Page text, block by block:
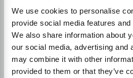
We use cookies to personalise
provide social media features
We also share information about
our social media, advertising and
may combine it with other
provided to them or that they’ve